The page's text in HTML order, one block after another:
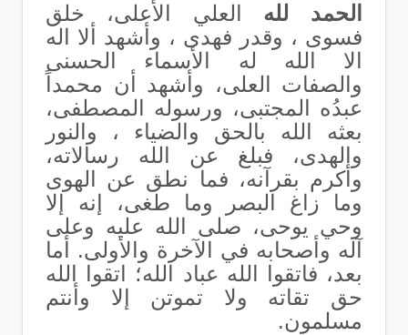
الحمد لله العلي الأعلى، خلق
فسوى ، وقدر فهدى ، وأشهد ألا اله
الا الله له الأسماء الحسنى
والصفات العلى، وأشهد أن محمداً
عبدُه المجتبى، ورسوله المصطفى،
بعثه الله بالحق والضياء ، والنور
والهدى، فبلغ عن الله رسالاته،
وأكرم بقرآنه، فما نطق عن الهوى
وما زاغ البصر وما طغى، إنه إلا
وحي يوحى، صلى الله عليه وعلى
آله وأصحابه في الآخرة والأولى. أما
بعد، فاتقوا الله عباد الله؛ اتقوا الله
حق تقاته ولا تموتن إلا وأنتم
مسلمون.